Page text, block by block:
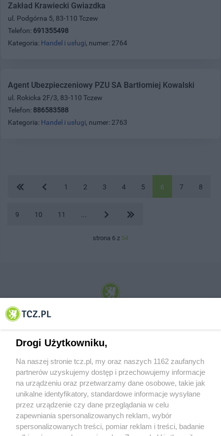
Zakład Krawiecki Gwiazdka
ul. Podgórna 5, 83-110 Tczew
Telefon: 691355498
Kategoria: Handel i usługi, numer: 2764
Agent Ubezpieczeniowy PZU SA Bartłomiej Kowalski
ul. Rokicka 2F/3, 83-110 Tczew
Telefon: 886583588
Kategoria: Handel i usługi, numer: 2763
1 2 3 4 5 6 7 8
9 10 11
strona 6 z 54
© 2001-2026 Tczew - TCZ.PL Sp. z o.o. Internetowy Serwis Informacyjny Miasta
O FIRMIE POLITYKA PRYWATNOŚCI HOSTING
Drogi Użytkowniku,
Na naszej stronie tcz.pl, my oraz naszych 1162 zaufanych
partnerów uzyskujemy dostęp i przechowujemy informacje
na urządzeniu oraz przetwarzamy dane osobowe, takie jak
unikalne identyfikatory, standardowe informacje wysyłane
przez urządzenie czy dane przeglądania w celu
zapewniania spersonalizowanych reklam, wybór
spersonalizowanych treści, pomiar reklam i treści, badanie